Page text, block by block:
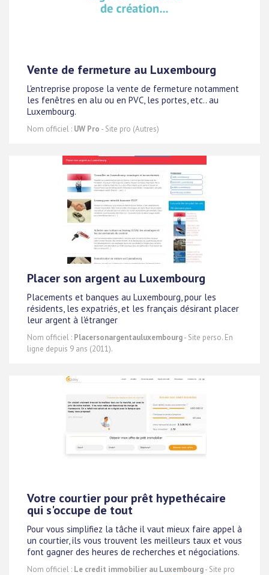
Vente de fermeture au Luxembourg
L'entreprise propose la vente de fermeture notamment
les fenêtres en alu ou en PVC, les portes, etc.. au
Luxembourg.
Nom officiel : UW Pro - Site pro (Autres)
Placer son argent au Luxembourg
Placements et banques au Luxembourg, pour les
résidents, les expatriés, et les français désirant placer
leur argent à l'étranger
Nom officiel : Placersonargentauluxembourg- Site perso. En
ligne depuis 9 ans (2011).
Votre courtier pour prêt hypethécaire
qui s'occupe de tout
Pour vous simplifiez la tâche il vaut mieux faire appel à
un courtier, ils vous trouvent les meilleurs taux et vous
font gagner des heures de recherches et négociations.
Nom officiel : Le credit immobilier au Luxembourg- Site pro